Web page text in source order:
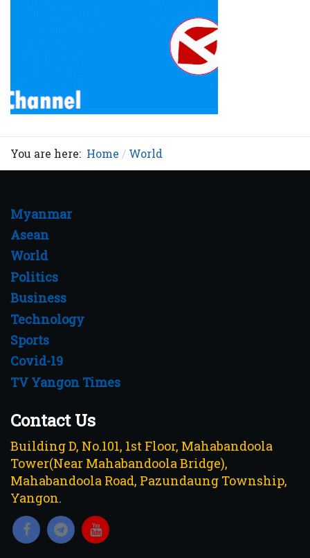
You are here: Home World
Myanmar
Asean
World
Politics
Business
Technology
Sports
Covid-19
TV Yangon Times
Contact Us
Building D, No.101, 1st Floor, Mahabandoola
Tower(Near Mahabandoola Bridge),
Mahabandoola Road, Pazundaung Township,
Yangon.